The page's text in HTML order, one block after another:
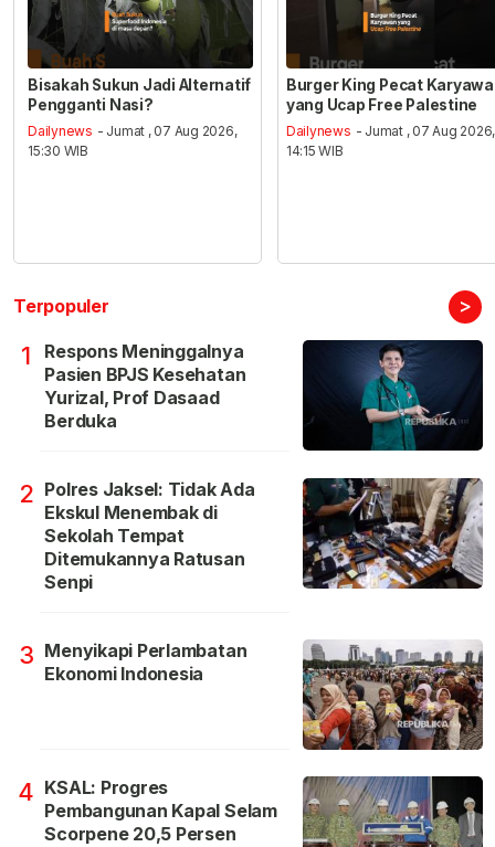
Bisakah Sukun Jadi Alternatif
Pengganti Nasi?
Dailynews - Jumat , 07 Aug 2026,
15:30 WIB
Burger King Pecat
yang Ucap Free Palestine
Dailynews - Jumat , 07 Aug 2026,
14:15 WIB
Terpopuler >
1
Respons Meninggalnya
Pasien BPJS Kesehatan
Yurizal, Prof Dasaad
Berduka
2 Polres Jaksel: Tidak Ada
Ekskul Menembak di
Sekolah Tempat
Ditemukannya Ratusan
Senpi
3 Menyikapi Perlambatan
Ekonomi Indonesia
4 KSAL: Progres
Pembangunan Kapal Selam
Scorpene 20,5 Persen